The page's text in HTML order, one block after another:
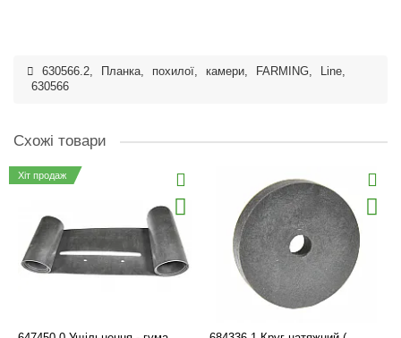
630566.2, Планка, похилої, камери, FARMING, Line,
630566
Схожі товари
Хіт продаж